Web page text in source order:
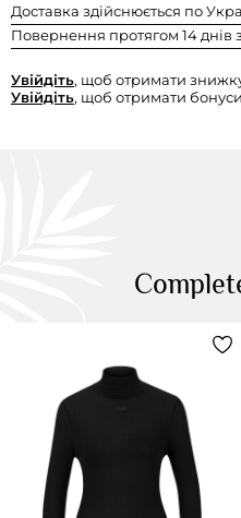
Доставка здійснюється по
Повернення протягом 14 днів
Увійдіть, щоб отримати
Увійдіть, щоб отримати